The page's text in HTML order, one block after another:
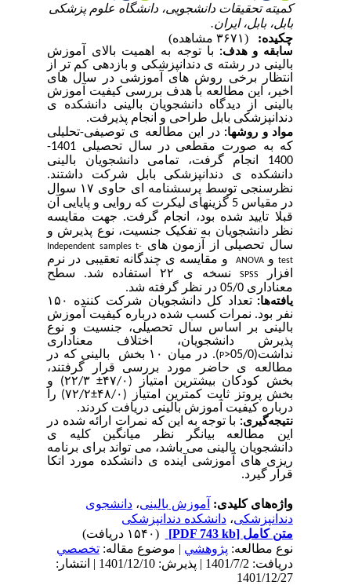
کمیته تحقیقات دانشجویی، دانشگاه علوم پزشکی
بابل، بابل، ایران.
چکیده:
سابقه و هدف:با توجه به اهمیت بالای آموزش
بالینی در رشته ی دندانپزشکی و بازدهی کم تر از
انتظار برخی روش های آموزشی در سال های
اخیر، این مطالعه با هدف بررسی کیفیت آموزش
بالینی از دیدگاه دانشجویان بالینی دانشکده ی
دندانپزشکی بابل طراحی و انجام پذیرفت.
مواد و روش­ها: در این مطالعه ی توصیفی-تحلیلی
که به صورت مقطعی در سال تحصیلی 1401-
1400 انجام گرفت، تمامی دانشجویان بالینی
دانشکده ی دندانپزشکی بابل شرکت داشتند.
نظرسنجی توسط پرسشنامه ای حاوی ۱۷ سوال
در مقیاس 5 گزینه­ای لیکرت که روایی و پایایی آن
قبلا تایید شده بود، انجام گرفت. جهت مقایسه
نظر دانشجویان به تفکیک جنسیت، نوع پذیرش و
سال تحصیلی از آزمون هایIndependent samples t-
testوANOVA و مقایسه ی چندگانه تعقیبی در نرم
افزار
SPSS
نسخه ی ۲۲ استفاده شد. سطح
معناداری 05/0 در نظر گرفته شد.
یافته‌ها:
تعداد کل دانشجویان شرکت کننده ۱۵۰
نفر بود. نمرات کسب شده درباره کیفیت آموزش
بالینی بر اساس سال تحصیلی، جنسیت و نوع
پذیرش دانشجویان، اختلاف معناداری
نداشت(05/0<
P). در میان ۱۰ بخش
بالینی که در
مطالعه ی حاضر مورد بررسی قرار گرفتند،
بخش کودکان بیشترین امتیاز (۴۷/۰
±
۲۲/۳) و
بخش پروتز ثابت کمترین امتیاز (۴۸/۰
±
۷۲/۲) را
درباره کیفیت آموزش بالینی دریافت کردند.
نتیجه‌گیری:با توجه به این که نمرات ارائه شده در
این مطالعه بیانگر نظر میانگین کلیه ی
دانشجویان بالینی می باشد، می تواند برای برنامه
ریزی های آموزشی آینده ی دانشکده مورد اتکا
قرار گیرد.
واژه‌های کلیدی:آموزش بالینی،دانشجوی
دندانپزشکی،دانشکده دندانپزشکی
متن کامل[PDF 743 kb]
نوع مطالعه:پژوهشي| موضوع مقاله:تخصصي
دریافت: 1401/7/2 | پذیرش: 1401/12/10 | انتشار:
1401/12/27